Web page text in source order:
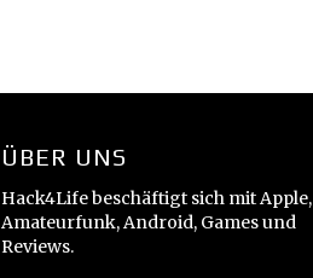
ÜBER UNS
Hack4Life beschäftigt sich mit Apple,
Amateurfunk, Android, Games und
Reviews.